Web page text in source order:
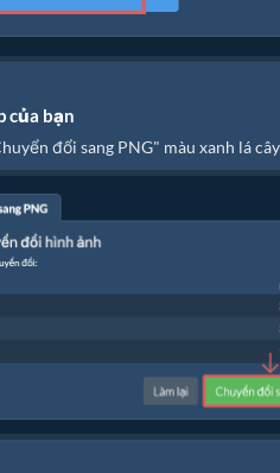
của bạn
đổi sang PNG" màu xanh lá